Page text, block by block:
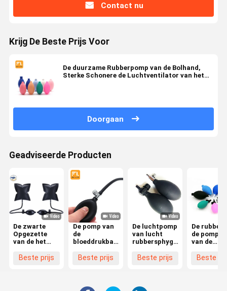
Contact nu
Krijg De Beste Prijs Voor
De duurzame Rubberpomp van de Bolhand,
Sterke Schonere de Luchtventilator van het
Doorgaan
Geadviseerde Producten
De zwarte
Opgezette
van de het
van de
Beste prijs
De pomp van
de
bloeddrukbal
gemaakt van
Beste prijs
De luchtpomp
van lucht
rubbersphygmomanometer
en plastic
van
Beste prijs
De rubber
de
van de
van de de
Beste